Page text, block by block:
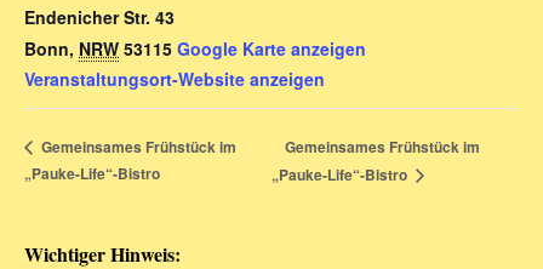
Endenicher Str. 43
Bonn, NRW 53115 Google Karte anzeigen
Veranstaltungsort-Website anzeigen
Gemeinsames Frühstück im
„Pauke-Life“-Bistro
Gemeinsames Frühstück im
„Pauke-Life“-Bistro
Wichtiger Hinweis: